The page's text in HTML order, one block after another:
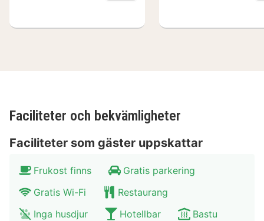
Faciliteter och bekvämligheter
Faciliteter som gäster uppskattar
Frukost finns
Gratis parkering
Gratis Wi-Fi
Restaurang
Inga husdjur
Hotellbar
Bastu